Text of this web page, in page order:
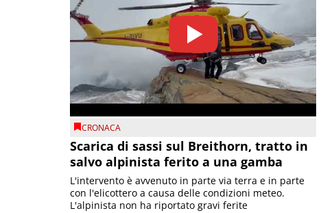
CRONACA
Scarica di sassi sul Breithorn, tratto in
salvo alpinista ferito a una gamba
L'intervento è avvenuto in parte via terra e in parte
con l'elicottero a causa delle condizioni meteo.
L'alpinista non ha riportato gravi ferite